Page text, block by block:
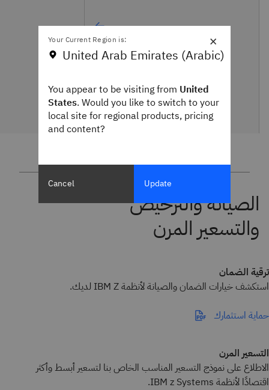
ترقية الضمان
استكشف خيارات الضمان والصيانة لأنظمة IBM Z لديك.
حماية استثمارك
التسعير المرن
الاطلاع على نموذج التسعير المناسب الخاص بنا لتسعير أبسط وأكثر
اقتصادًا لأنظمة IBM z Systems.
×
Your Current Region is:
United Arab Emirates (Arabic)
You appear to be visiting from United
States. Would you like to switch to your
local site for regional products, pricing
and content?
Cancel Update